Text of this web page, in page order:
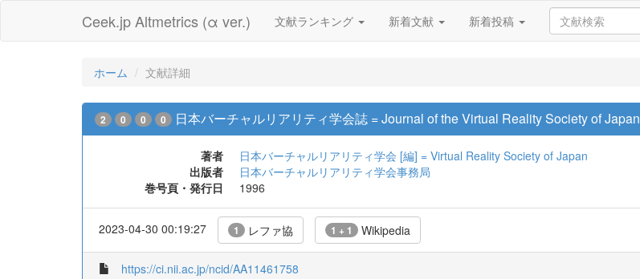
Ceek.jp Altmetrics (α ver.) 文献ランキング 新着文献 新着投稿
ホーム 文献詳細
2 0 0 0 日本バーチャルリアリティ学会誌 = Journal of the Virtual Reality Society of Japan
著者
日本バーチャルリアリティ学会 [編] = Virtual Reality Society of Japan
出版者
日本バーチャルリアリティ学会事務局
巻号頁・発行日
1996
2023-04-30 00:19:27 1 レファ協 1 + 1 Wikipedia
https://ci.nii.ac.jp/ncid/AA11461758